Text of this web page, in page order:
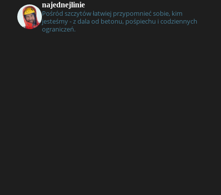
najednejlinie
Pośród szczytów łatwiej przypomnieć sobie, kim
jesteśmy - z dala od betonu, pośpiechu i codziennych
ograniczeń.